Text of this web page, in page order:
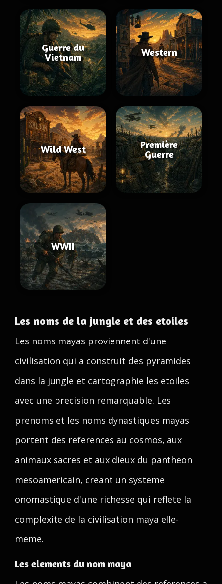
Guerre du
Vietnam
Western
Wild West
Première
Guerre
WWII
Les noms de la jungle et des etoiles
Les noms mayas proviennent d'une
civilisation qui a construit des pyramides
dans la jungle et cartographie les etoiles
avec une precision remarquable. Les
prenoms et les noms dynastiques mayas
portent des references au cosmos, aux
animaux sacres et aux dieux du pantheon
mesoamericain, creant un systeme
onomastique d'une richesse qui reflete la
complexite de la civilisation maya elle-
meme.
Les elements du nom maya